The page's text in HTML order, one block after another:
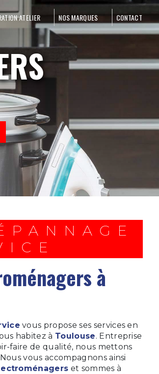
ATELIER NOS MARQUES CONTACT
vous propose ses services en
habitez à Toulouse. Entreprise
faire de qualité, nous mettons
vous accompagnons ainsi
et sommes à